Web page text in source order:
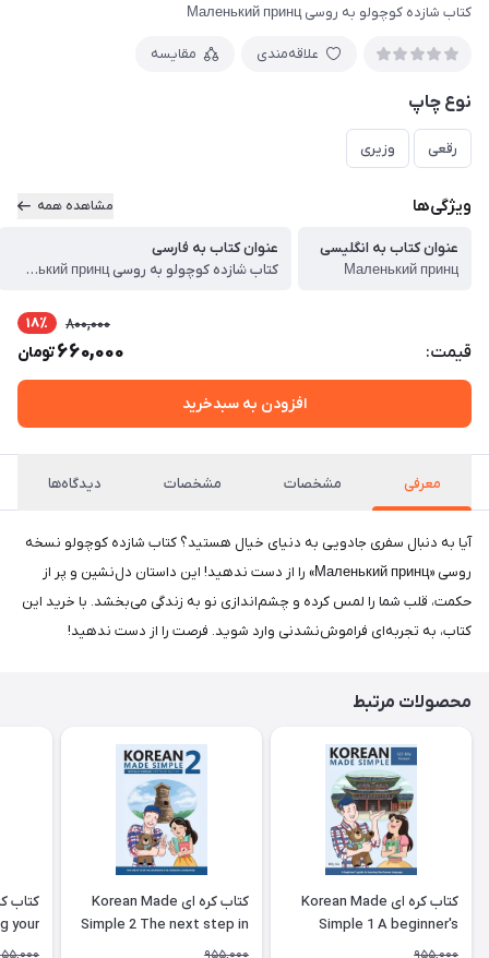
کتاب شازده کوچولو به روسی Маленький принц
علاقه‌مندی مقایسه
نوع چاپ
رقعی وزیری
ویژگی‌ها مشاهده همه
عنوان کتاب به انگلیسی
Маленький принц
عنوان کتاب به فارسی
کتاب شازده کوچولو به روسی Маленький принц
قیمت:
800,000 18٪
660,000تومان
افزودن به سبدخرید
معرفی مشخصات مشخصات دیدگاه‌ها
آیا به دنبال سفری جادویی به دنیای خیال هستید؟ کتاب شازده کوچولو نسخه
روسی «Маленький принц» را از دست ندهید! این داستان دل‌نشین و پر از
حکمت، قلب شما را لمس کرده و چشم‌اندازی نو به زندگی می‌بخشد. با خرید این
کتاب، به تجربه‌ای فراموش‌نشدنی وارد شوید. فرصت را از دست ندهید!
محصولات مرتبط
کتاب کره ای Korean Made
Simple 1 A beginner's
guide to learning the
955,000
کتاب کره ای Korean Made
Simple 2 The next step in
learning the Korean
955,000
your
the